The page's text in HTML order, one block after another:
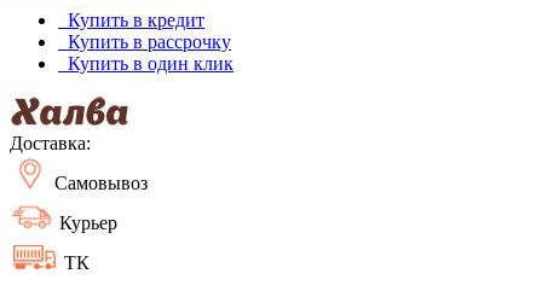
Купить в кредит
Купить в рассрочку
Купить в один клик
Доставка:
Самовывоз
Курьер
ТК